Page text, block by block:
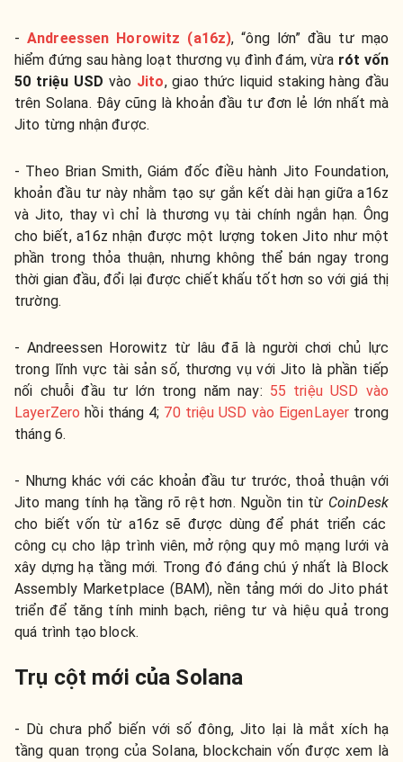
- Andreessen Horowitz (a16z), “ông lớn” đầu tư mạo
hiểm đứng sau hàng loạt thương vụ đình đám, vừa rót vốn
50 triệu USD vào Jito, giao thức liquid staking hàng đầu
trên Solana. Đây cũng là khoản đầu tư đơn lẻ lớn nhất mà
Jito từng nhận được.
- Theo Brian Smith, Giám đốc điều hành Jito Foundation,
khoản đầu tư này nhằm tạo sự gắn kết dài hạn giữa a16z
và Jito, thay vì chỉ là thương vụ tài chính ngắn hạn. Ông
cho biết, a16z nhận được một lượng token Jito như một
phần trong thỏa thuận, nhưng không thể bán ngay trong
thời gian đầu, đổi lại được chiết khấu tốt hơn so với giá thị
trường.
- Andreessen Horowitz từ lâu đã là người chơi chủ lực
trong lĩnh vực tài sản số, thương vụ với Jito là phần tiếp
nối chuỗi đầu tư lớn trong năm nay: 55 triệu USD vào
LayerZero hồi tháng 4; 70 triệu USD vào EigenLayer trong
tháng 6.
- Nhưng khác với các khoản đầu tư trước, thoả thuận với
Jito mang tính hạ tầng rõ rệt hơn. Nguồn tin từ CoinDesk
cho biết vốn từ a16z sẽ được dùng để phát triển các
công cụ cho lập trình viên, mở rộng quy mô mạng lưới và
xây dựng hạ tầng mới. Trong đó đáng chú ý nhất là Block
Assembly Marketplace (BAM), nền tảng mới do Jito phát
triển để tăng tính minh bạch, riêng tư và hiệu quả trong
quá trình tạo block.
Trụ cột mới của Solana
- Dù chưa phổ biến với số đông, Jito lại là mắt xích hạ
tầng quan trọng của Solana, blockchain vốn được xem là